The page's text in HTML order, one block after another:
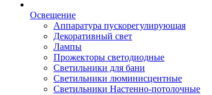
Освещение
Аппаратура пускорегулирующая
Декоративный свет
Лампы
Прожекторы светодиодные
Светильники для бани
Светильники люминисцентные
Светильники Настенно-потолочные